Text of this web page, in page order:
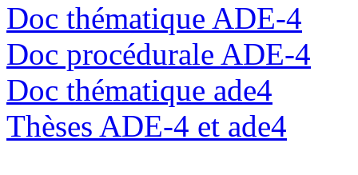
Doc thématique ADE-4
Doc procédurale ADE-4
Doc thématique ade4
Thèses ADE-4 et ade4